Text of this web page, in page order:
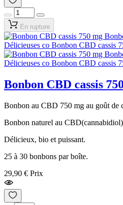
En rupture
Bonbon CBD cassis
Bonbon au CBD 750 mg au goût de
Bonbon naturel au
Délicieux, bio et puissant.
25 à 30 bonbons par boîte.
29,90 € Prix